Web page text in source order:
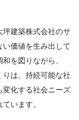
建築株式会社のサ
価値を生み出して
を図りながら、
りは、持続可能な社
変化する社会ニーズ
います。